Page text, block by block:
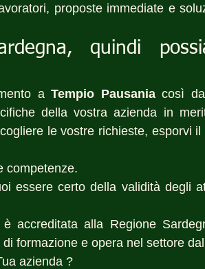
proposte immediate e
quindi
a Tempio Pausania così da
della vostra azienda in
le vostre richieste, esporvi il
competenze.
essere certo della validità degli
accreditata alla Regione
formazione e opera nel settore
azienda ?